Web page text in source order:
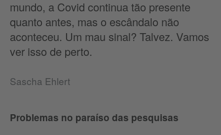
mundo, a Covid continua tão presente
quanto antes, mas o escândalo não
aconteceu. Um mau sinal? Talvez. Vamos
ver isso de perto.
Sascha Ehlert
Problemas no paraíso das pesquisas